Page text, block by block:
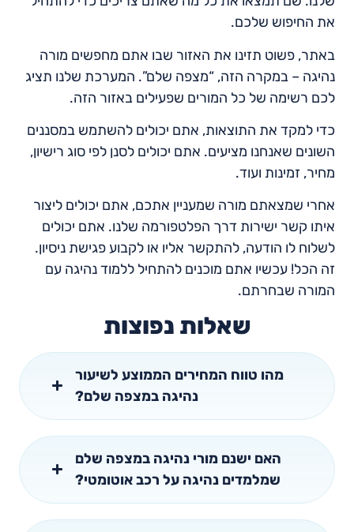
את החיפוש שלכם.
באתר, פשוט תזינו את האזור שבו אתם מחפשים מורה
נהיגה – במקרה הזה, “מצפה שלם”. המערכת שלנו תציג
לכם רשימה של כל המורים שפעילים באזור הזה.
כדי למקד את התוצאות, אתם יכולים להשתמש במסננים
השונים שאנחנו מציעים. אתם יכולים לסנן לפי סוג רישיון,
מחיר, זמינות ועוד.
אחרי שמצאתם מורה שמעניין אתכם, אתם יכולים ליצור
איתו קשר ישירות דרך הפלטפורמה שלנו. אתם יכולים
לשלוח לו הודעה, להתקשר אליו או לקבוע פגישת ניסיון.
זה הכל! עכשיו אתם מוכנים להתחיל ללמוד נהיגה עם
המורה שבחרתם.
שאלות נפוצות
מהו טווח המחירים הממוצע לשיעור
נהיגה במצפה שלם?
האם ישנם מורי נהיגה במצפה שלם
שמלמדים נהיגה על רכב אוטומטי?